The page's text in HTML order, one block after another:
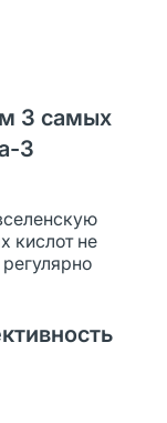
3 самых
3
кислот не